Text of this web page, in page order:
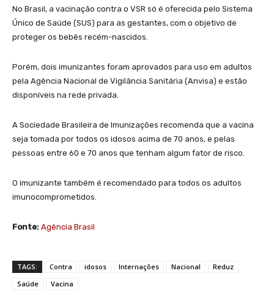
No Brasil, a vacinação contra o VSR só é oferecida pelo Sistema
Único de Saúde (SUS) para as gestantes, com o objetivo de
proteger os bebês recém-nascidos.
Porém, dois imunizantes foram aprovados para uso em adultos
pela Agência Nacional de Vigilância Sanitária (Anvisa) e estão
disponíveis na rede privada.
A Sociedade Brasileira de Imunizações recomenda que a vacina
seja tomada por todos os idosos acima de 70 anos, e pelas
pessoas entre 60 e 70 anos que tenham algum fator de risco.
O imunizante também é recomendado para todos os adultos
imunocomprometidos.
Fonte: Agência Brasil
TAGS: Contra idosos Internações Nacional
Reduz
Saúde
Vacina